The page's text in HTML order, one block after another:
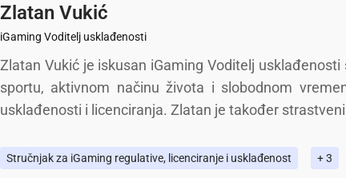
Zlatan Vukić
iGaming Voditelj usklađenosti
Zlatan Vukić je iskusan iGaming Voditelj
sportu, aktivnom načinu života i slobodnom
usklađenosti i licenciranja. Zlatan je također
Stručnjak za iGaming regulative, licenciranje i usklađenost + 3